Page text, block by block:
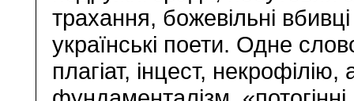
трахання, божевільні
українські поети. Одне
плагіат, інцест, некрофілію,